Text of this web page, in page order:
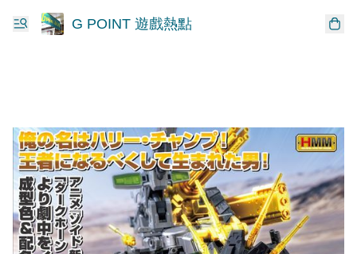
G POINT 遊戲熱點